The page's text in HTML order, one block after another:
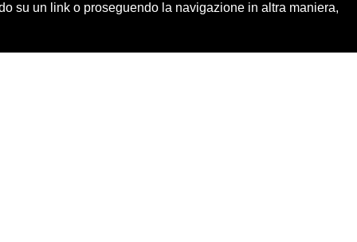
su un link o proseguendo la navigazione in altra maniera,